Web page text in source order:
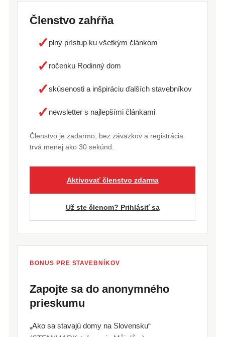
Členstvo zahŕňa
✓ plný prístup ku všetkým článkom
✓ ročenku Rodinný dom
✓skúsenosti a inšpiráciu ďalších stavebníkov
✓ newsletter s najlepšími článkami
Členstvo je zadarmo, bez záväzkov a registrácia
trvá menej ako 30 sekúnd.
Aktivovať členstvo zdarma
Už ste členom? Prihlásiť sa
BONUS PRE STAVEBNÍKOV
Zapojte sa do anonymného
prieskumu
„Ako sa stavajú domy na Slovensku“